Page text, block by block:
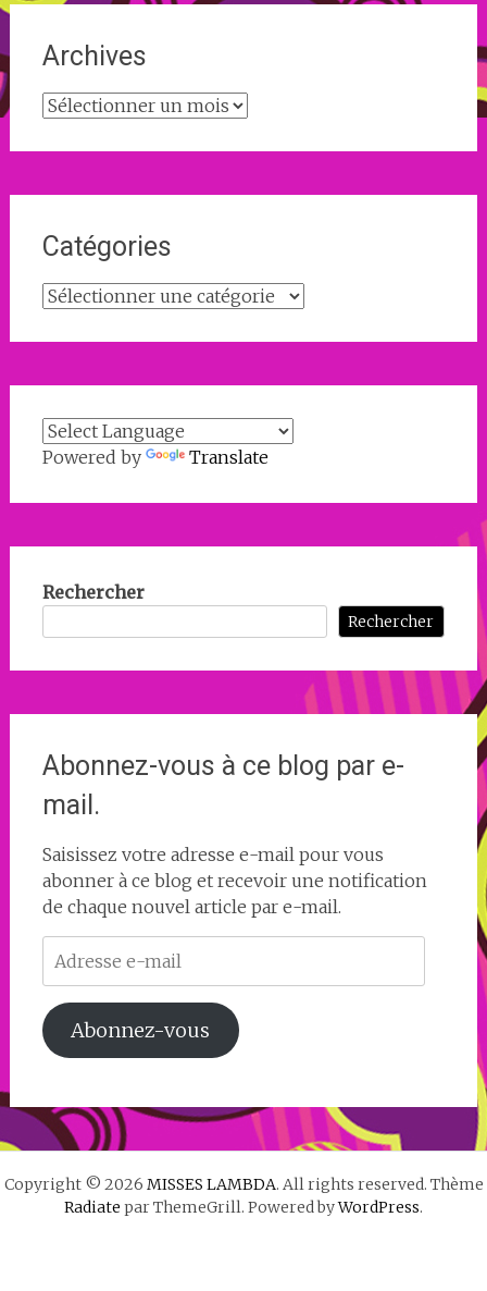
Archives
Archives
Catégories
Catégories
Powered by Translate
Rechercher
Rechercher
Abonnez-vous à ce blog par e-
mail.
Saisissez votre adresse e-mail pour vous
abonner à ce blog et recevoir une notification
de chaque nouvel article par e-mail.
Adresse
e-
mail
Abonnez-vous
Copyright © 2026 MISSES LAMBDA. All rights reserved. Thème
Radiate par ThemeGrill. Powered byWordPress.